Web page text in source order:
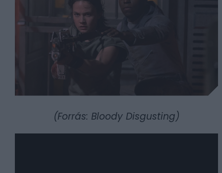
(Forrás: Bloody Disgusting)